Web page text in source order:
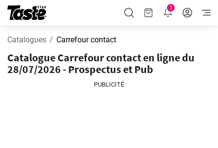
1
Catalogues Carrefour contact
Catalogue Carrefour contact en ligne du
28/07/2026 - Prospectus et Pub
PUBLICITÉ